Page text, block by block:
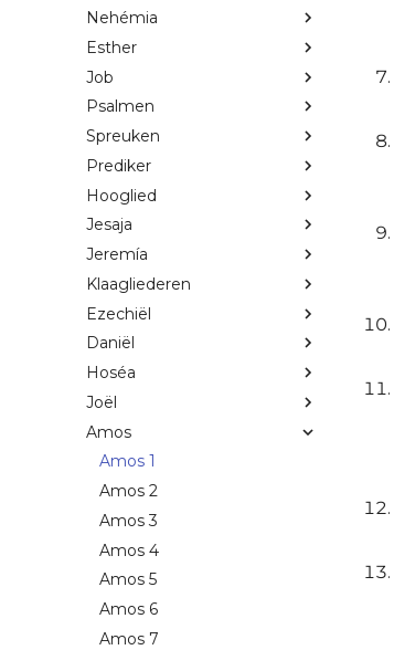
Nehémia
Esther
Job
Psalmen
Spreuken
Prediker
Hooglied
Jesaja
Jeremía
Klaagliederen
Ezechiël
Daniël
Hoséa
Joël
Amos
Amos 1
Amos 2
Amos 3
Amos 4
Amos 5
Amos 6
Amos 7